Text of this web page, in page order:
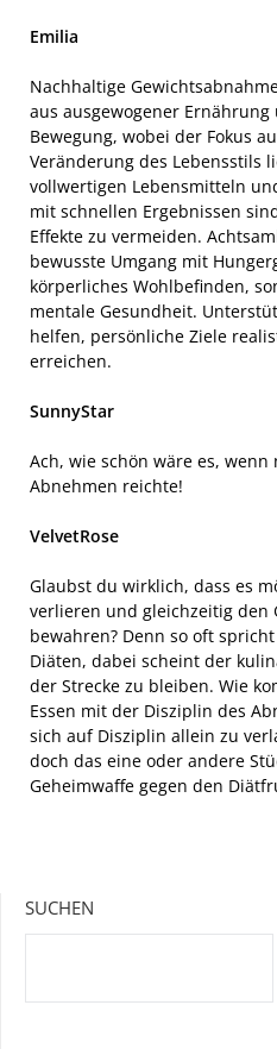
Emilia
Nachhaltige
aus ausgewogener
Bewegung, wobei der Fokus
Veränderung des Lebensstils
vollwertigen Lebensmitteln
mit schnellen Ergebnissen
Effekte zu vermeiden.
bewusste Umgang mit
körperliches Wohlbefinden,
mentale Gesundheit.
helfen, persönliche Ziele
erreichen.
SunnyStar
Ach, wie schön wäre es,
Abnehmen reichte!
VelvetRose
Glaubst du wirklich, dass es
verlieren und gleichzeitig den
bewahren? Denn so oft
Diäten, dabei scheint der
der Strecke zu bleiben. Wie
Essen mit der Disziplin des
sich auf Disziplin allein zu
doch das eine oder andere
Geheimwaffe gegen den
SUCHEN